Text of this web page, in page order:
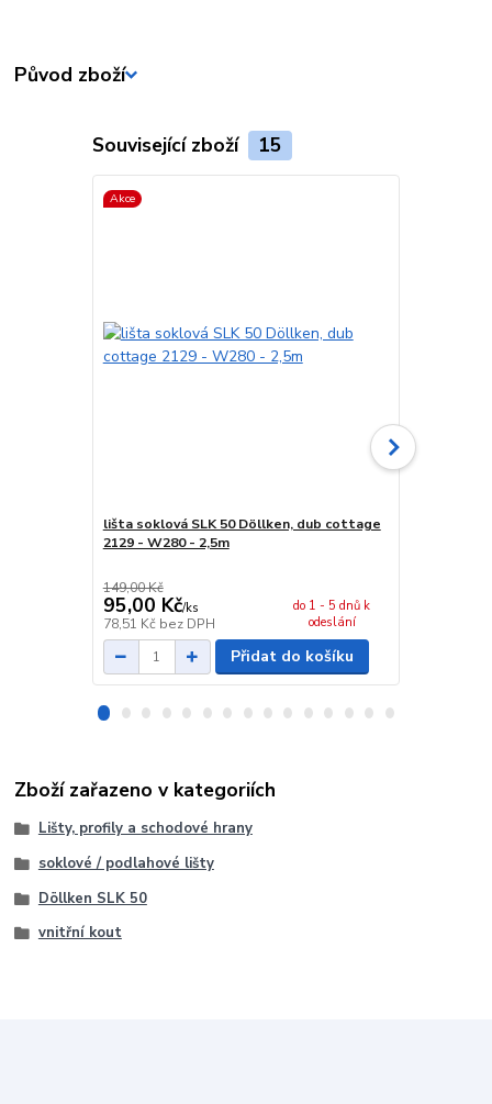
Původ zboží
Související zboží 15
Akce
lišta soklová SLK 50 Döllken, dub cottage
2129 - W280 - 2,5m
149,00 Kč
95,00 Kč/ks
78,51 Kč bez DPH
do 1 - 5 dnů k
odeslání
Přidat do košíku
Zboží zařazeno v kategoriích
Lišty, profily a schodové hrany
soklové / podlahové lišty
Döllken SLK 50
vnitřní kout